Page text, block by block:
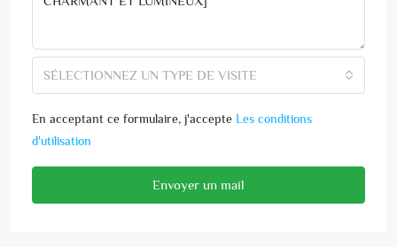
SÉLECTIONNEZ UN TYPE DE VISITE
En acceptant ce formulaire, j'accepte Les conditions
d'utilisation
Envoyer un mail